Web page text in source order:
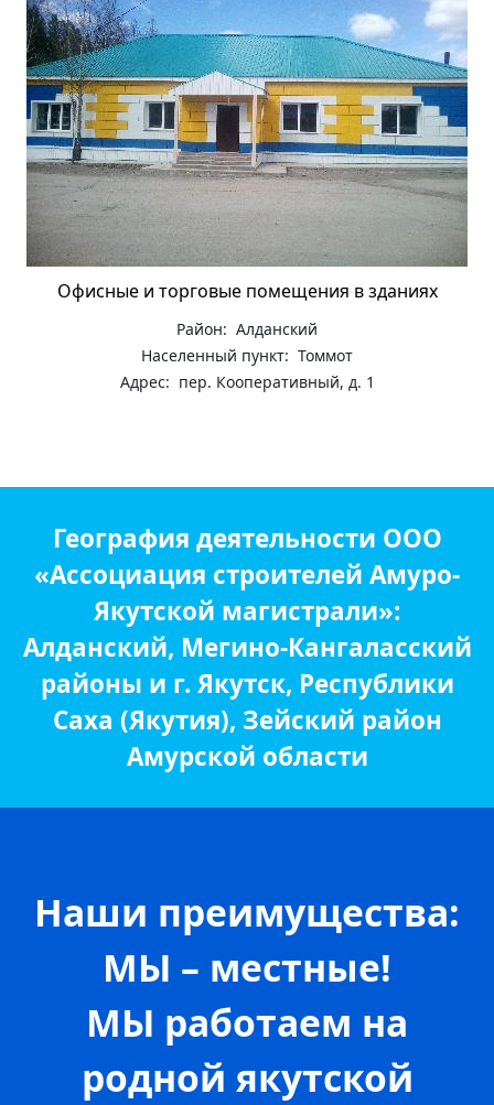
Офисные и торговые помещения в зданиях
Район: Алданский
Населенный пункт: Томмот
Адрес: пер. Кооперативный, д. 1
География деятельности ООО
«Ассоциация строителей Амуро-
Якутской магистрали»:
Алданский, Мегино-Кангаласский
районы и г. Якутск, Республики
Саха (Якутия), Зейский район
Амурской области
Наши преимущества:
МЫ – местные!
МЫ работаем на
родной якутской